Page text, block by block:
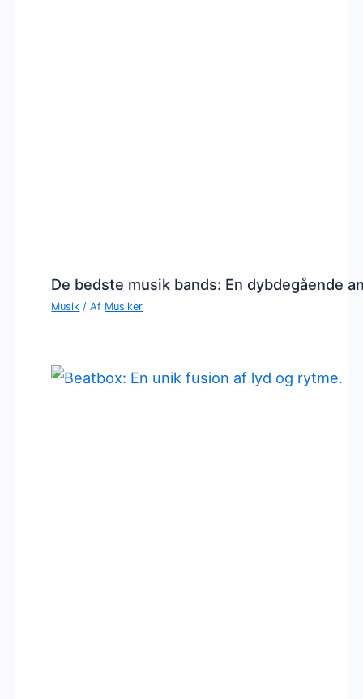
De bedste musik bands: En dybdegående
Musik / Af Musiker